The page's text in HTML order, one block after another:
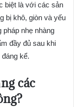
biệt là với các sản
bị khô, giòn và yếu
nhẹ nhàng
đầy đủ sau khi
kể.
các